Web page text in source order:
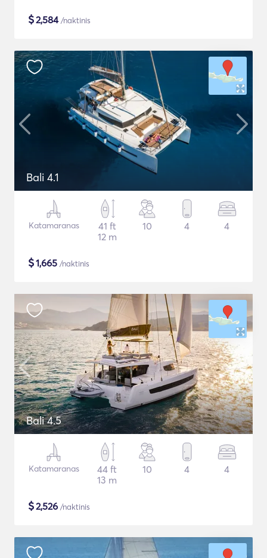
$2,584/naktinis
Bali 4.1
Katamaranas
41 ft
12 m
10 4 4
$1,665 /naktinis
Bali 4.5
Katamaranas
44 ft
13 m
10 4 4
$2,526 /naktinis